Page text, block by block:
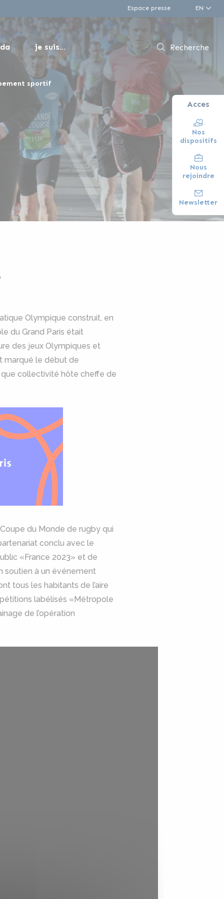
Espace presse EN
je suis... Recherche
sportif
Acces
Nos
dispositifs
Nous
rejoindre
Newsletter
Olympique construit, en
du Grand Paris était
des jeux Olympiques et
marqué le début de
que collectivité hôte cheffe de
du Monde de rugby qui
conclu avec le
«France 2023» et de
soutien à un événement
tous les habitants de l’aire
labélisés «Métropole
de l’opération